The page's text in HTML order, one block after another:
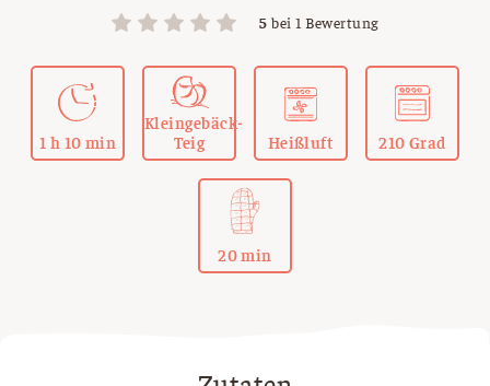
5 bei1 Bewertung
1 h 10 min
Kleingebäck-
Teig
Heißluft 210 Grad
20 min